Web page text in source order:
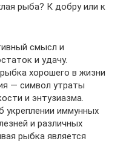
рыба? К добру или к
смысл и
и удачу.
хорошего в жизни
— символ утраты
и энтузиазма.
укреплении иммунных
и различных
рыбка является